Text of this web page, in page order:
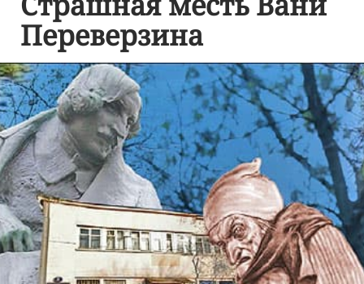
Переверзина